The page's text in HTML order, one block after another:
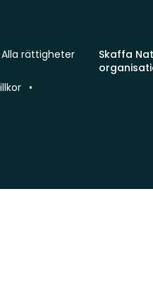
Skaffa
rättigheter